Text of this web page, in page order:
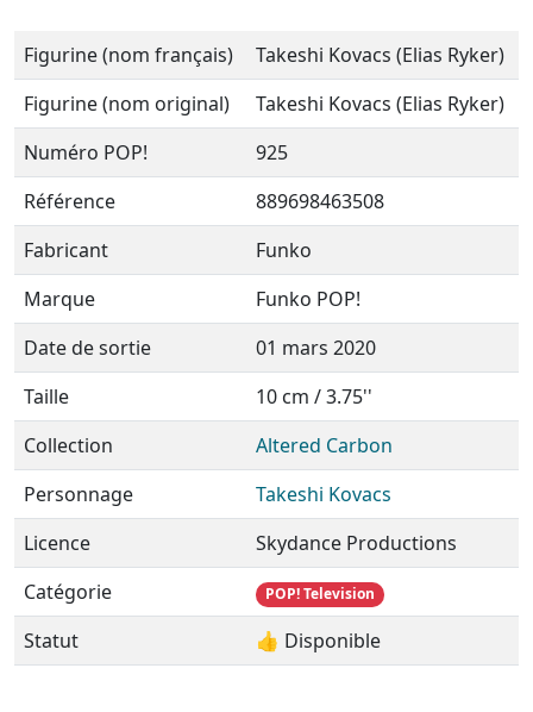
Figurine (nom français)
Takeshi Kovacs (Elias Ryker)
Figurine (nom original)
Takeshi Kovacs (Elias Ryker)
Numéro POP!
925
Référence
889698463508
Fabricant
Funko
Marque
Funko POP!
Date de sortie
01 mars 2020
Taille
10 cm / 3.75''
Collection
Altered Carbon
Personnage
Takeshi Kovacs
Licence
Skydance Productions
Catégorie
POP! Television
Statut 👍 Disponible